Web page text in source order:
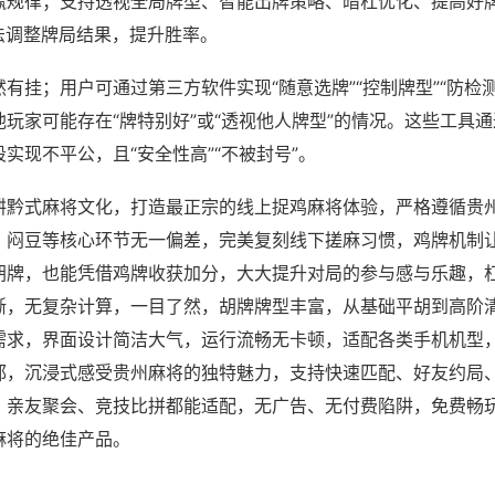
整牌局结果，提升胜率。
挂；用户可通过第三方软件实现“随意选牌”“控制牌型”“防检
家可能存在“牌特别好”或“透视他人牌型”的情况。这些工具
现不平公，且“安全性高”“不被封号”。
式麻将文化，打造最正宗的线上捉鸡麻将体验，严格遵循贵
豆等核心环节无一偏差，完美复刻线下搓麻习惯，鸡牌机制
，也能凭借鸡牌收获加分，大大提升对局的参与感与乐趣，
无复杂计算，一目了然，胡牌牌型丰富，从基础平胡到高阶
，界面设计简洁大气，运行流畅无卡顿，适配各类手机机型
沉浸式感受贵州麻将的独特魅力，支持快速匹配、好友约局
友聚会、竞技比拼都能适配，无广告、无付费陷阱，免费畅
的绝佳产品。